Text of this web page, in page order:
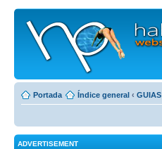
Portada Índice general ‹
ADVERTISEMENT